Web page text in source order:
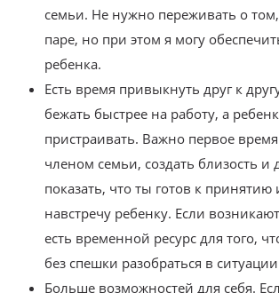
семьи. Не нужно переживать о
паре, но при этом я могу
ребенка.
Есть время привыкнуть друг к
бежать быстрее на работу, а
пристраивать. Важно первое
членом семьи, создать близость и
показать, что ты готов к
навстречу ребенку. Если
есть временной ресурс для того,
без спешки разобраться в
Больше возможностей для себя.